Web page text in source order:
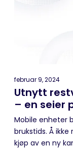
februar 9, 2024
Utnytt
– en seier
Mobile enheter
brukstids. Å
kjøp av en ny